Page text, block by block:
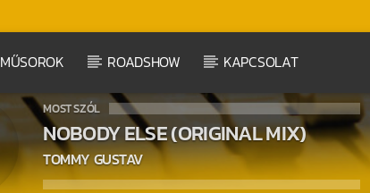
MŰSOROK ROADSHOW KAPCSOLAT
MOST SZÓL
NOBODY ELSE (ORIGINAL MIX)
TOMMY GUSTAV